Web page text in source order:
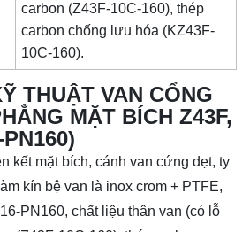
carbon (Z43F-10C-160), thép
carbon chống lưu hóa (KZ43F-
10C-160).
THUẬT VAN CỔNG
MẶT BÍCH Z43F,
kết mặt bích, cánh van cứng dẹt, ty
kín bệ van là inox crom + PTFE,
PN160, chất liệu thân van (có lỗ